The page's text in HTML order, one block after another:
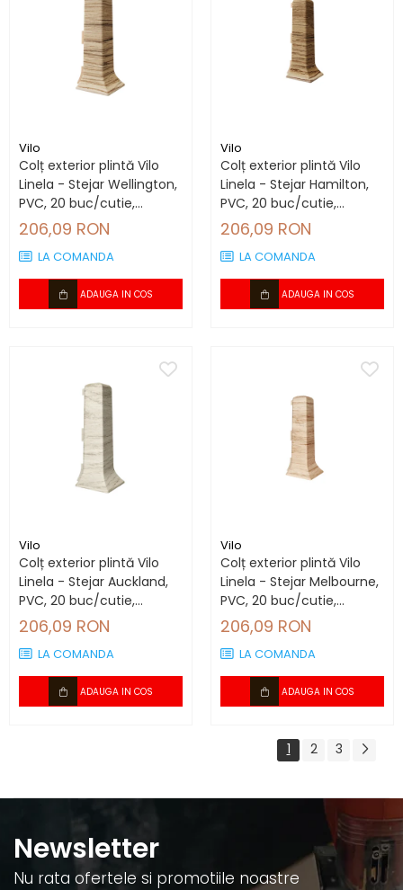
Vilo
Colț exterior plintă Vilo
Linela - Stejar Wellington,
PVC, 20 buc/cutie,
compatibil plintă 80 mm
206,09 RON
LA COMANDA
ADAUGA IN COS
Vilo
Colț exterior plintă Vilo
Linela - Stejar Hamilton,
PVC, 20 buc/cutie,
compatibil plintă 80 mm
206,09 RON
LA COMANDA
ADAUGA IN COS
Vilo
Colț exterior plintă Vilo
Linela - Stejar Auckland,
PVC, 20 buc/cutie,
compatibil plintă 80 mm
206,09 RON
LA COMANDA
ADAUGA IN COS
Vilo
Colț exterior plintă Vilo
Linela - Stejar Melbourne,
PVC, 20 buc/cutie,
compatibil plintă 80 mm
206,09 RON
LA COMANDA
ADAUGA IN COS
1 2 3
Newsletter
Nu rata ofertele si promotiile noastre